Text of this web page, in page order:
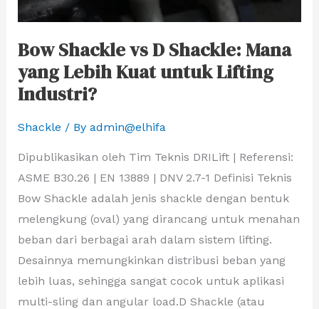
Bow Shackle vs D Shackle: Mana
yang Lebih Kuat untuk Lifting
Industri?
Shackle / By admin@elhifa
Dipublikasikan oleh Tim Teknis DRILift | Referensi:
ASME B30.26 | EN 13889 | DNV 2.7-1 Definisi Teknis
Bow Shackle adalah jenis shackle dengan bentuk
melengkung (oval) yang dirancang untuk menahan
beban dari berbagai arah dalam sistem lifting.
Desainnya memungkinkan distribusi beban yang
lebih luas, sehingga sangat cocok untuk aplikasi
multi-sling dan angular load.D Shackle (atau
Kuat
Lifting
Industri?